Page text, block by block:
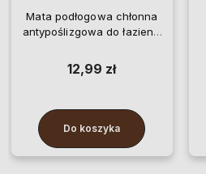
Mata do Butów
Wycieraczka Wejściowa
17,99 zł
Do koszyka